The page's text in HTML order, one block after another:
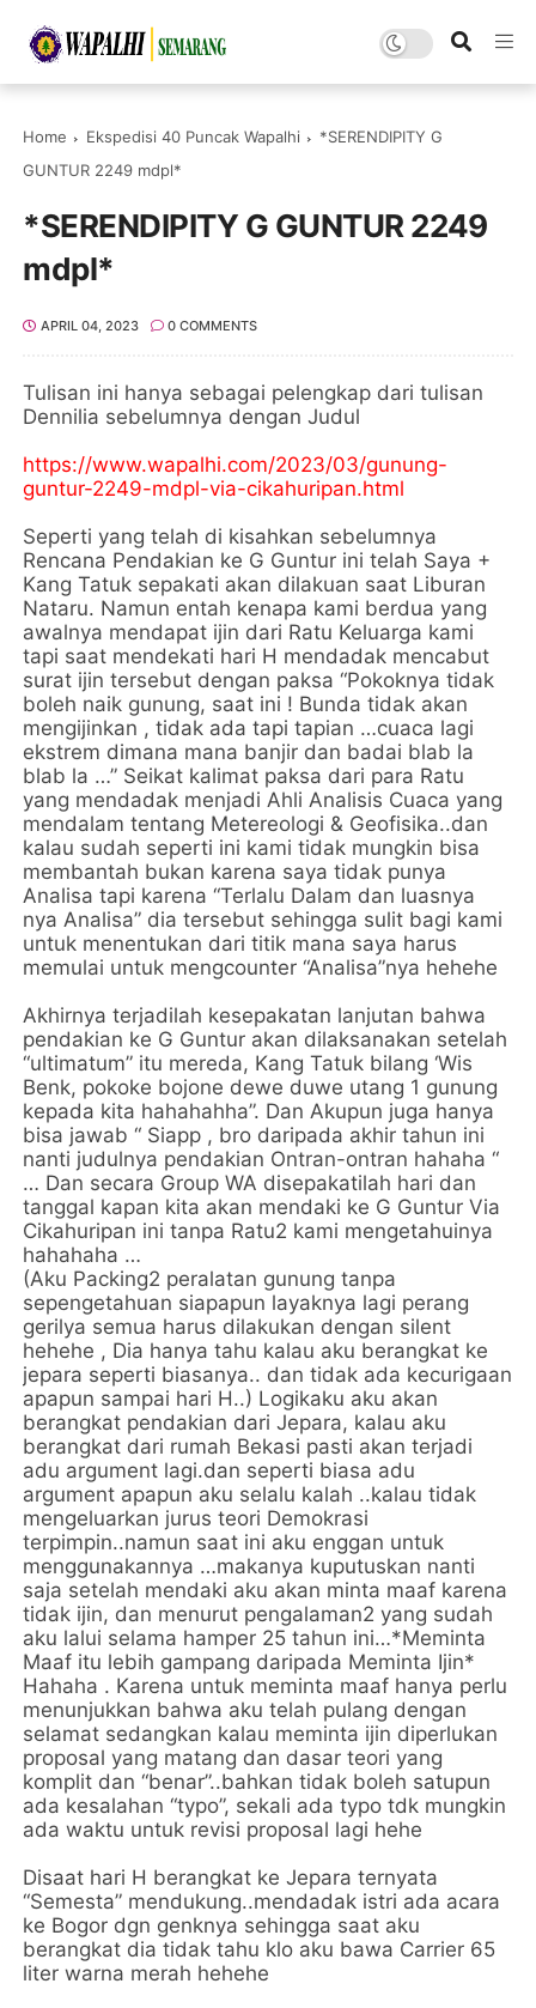
Home Ekspedisi 40 Puncak Wapalhi
*SERENDIPITY G
GUNTUR 2249 mdpl*
*SERENDIPITY G GUNTUR 2249
mdpl*
APRIL 04, 2023 0 COMMENTS
Tulisan ini hanya sebagai pelengkap dari tulisan
Dennilia sebelumnya dengan Judul
https://www.wapalhi.com/2023/03/gunung-
guntur-2249-mdpl-via-cikahuripan.html
Seperti yang telah di kisahkan sebelumnya
Rencana Pendakian ke G Guntur ini telah Saya +
Kang Tatuk sepakati akan dilakuan saat Liburan
Nataru. Namun entah kenapa kami berdua yang
awalnya mendapat ijin dari Ratu Keluarga kami
tapi saat mendekati hari H mendadak mencabut
surat ijin tersebut dengan paksa “Pokoknya tidak
boleh naik gunung, saat ini ! Bunda tidak akan
mengijinkan , tidak ada tapi tapian …cuaca lagi
ekstrem dimana mana banjir dan badai blab la
blab la …” Seikat kalimat paksa dari para Ratu
yang mendadak menjadi Ahli Analisis Cuaca yang
mendalam tentang Metereologi & Geofisika..dan
kalau sudah seperti ini kami tidak mungkin bisa
membantah bukan karena saya tidak punya
Analisa tapi karena “Terlalu Dalam dan luasnya
nya Analisa” dia tersebut sehingga sulit bagi kami
untuk menentukan dari titik mana saya harus
memulai untuk mengcounter “Analisa”nya hehehe
Akhirnya terjadilah kesepakatan lanjutan bahwa
pendakian ke G Guntur akan dilaksanakan setelah
“ultimatum” itu mereda, Kang Tatuk bilang ‘Wis
Benk, pokoke bojone dewe duwe utang 1 gunung
kepada kita hahahahha”. Dan Akupun juga hanya
bisa jawab “ Siapp , bro daripada akhir tahun ini
nanti judulnya pendakian Ontran-ontran hahaha “
… Dan secara Group WA disepakatilah hari dan
tanggal kapan kita akan mendaki ke G Guntur Via
Cikahuripan ini tanpa Ratu2 kami mengetahuinya
hahahaha …
(Aku Packing2 peralatan gunung tanpa
sepengetahuan siapapun layaknya lagi perang
gerilya semua harus dilakukan dengan silent
hehehe , Dia hanya tahu kalau aku berangkat ke
jepara seperti biasanya.. dan tidak ada kecurigaan
apapun sampai hari H..) Logikaku aku akan
berangkat pendakian dari Jepara, kalau aku
berangkat dari rumah Bekasi pasti akan terjadi
adu argument lagi.dan seperti biasa adu
argument apapun aku selalu kalah ..kalau tidak
mengeluarkan jurus teori Demokrasi
terpimpin..namun saat ini aku enggan untuk
menggunakannya …makanya kuputuskan nanti
saja setelah mendaki aku akan minta maaf karena
tidak ijin, dan menurut pengalaman2 yang sudah
aku lalui selama hamper 25 tahun ini…*Meminta
Maaf itu lebih gampang daripada Meminta Ijin*
Hahaha . Karena untuk meminta maaf hanya perlu
menunjukkan bahwa aku telah pulang dengan
selamat sedangkan kalau meminta ijin diperlukan
proposal yang matang dan dasar teori yang
komplit dan “benar”..bahkan tidak boleh satupun
ada kesalahan “typo”, sekali ada typo tdk mungkin
ada waktu untuk revisi proposal lagi hehe
Disaat hari H berangkat ke Jepara ternyata
“Semesta” mendukung..mendadak istri ada acara
ke Bogor dgn genknya sehingga saat aku
berangkat dia tidak tahu klo aku bawa Carrier 65
liter warna merah hehehe